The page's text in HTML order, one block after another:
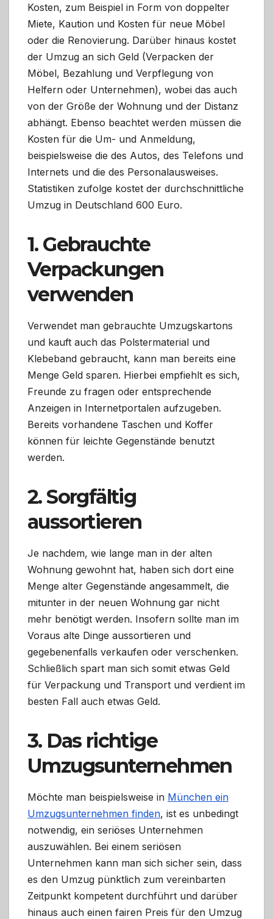
Kosten, zum Beispiel in Form von doppelter
Miete, Kaution und Kosten für neue Möbel
oder die Renovierung. Darüber hinaus kostet
der Umzug an sich Geld (Verpacken der
Möbel, Bezahlung und Verpflegung von
Helfern oder Unternehmen), wobei das auch
von der Größe der Wohnung und der Distanz
abhängt. Ebenso beachtet werden müssen die
Kosten für die Um- und Anmeldung,
beispielsweise die des Autos, des Telefons und
Internets und die des Personalausweises.
Statistiken zufolge kostet der durchschnittliche
Umzug in Deutschland 600 Euro.
1. Gebrauchte
Verpackungen
verwenden
Verwendet man gebrauchte Umzugskartons
und kauft auch das Polstermaterial und
Klebeband gebraucht, kann man bereits eine
Menge Geld sparen. Hierbei empfiehlt es sich,
Freunde zu fragen oder entsprechende
Anzeigen in Internetportalen aufzugeben.
Bereits vorhandene Taschen und Koffer
können für leichte Gegenstände benutzt
werden.
2. Sorgfältig
aussortieren
Je nachdem, wie lange man in der alten
Wohnung gewohnt hat, haben sich dort eine
Menge alter Gegenstände angesammelt, die
mitunter in der neuen Wohnung gar nicht
mehr benötigt werden. Insofern sollte man im
Voraus alte Dinge aussortieren und
gegebenenfalls verkaufen oder verschenken.
Schließlich spart man sich somit etwas Geld
für Verpackung und Transport und verdient im
besten Fall auch etwas Geld.
3. Das richtige
Umzugsunternehmen
Möchte man beispielsweise in München ein
Umzugsunternehmen finden, ist es unbedingt
notwendig, ein seriöses Unternehmen
auszuwählen. Bei einem seriösen
Unternehmen kann man sich sicher sein, dass
es den Umzug pünktlich zum vereinbarten
Zeitpunkt kompetent durchführt und darüber
hinaus auch einen fairen Preis für den Umzug